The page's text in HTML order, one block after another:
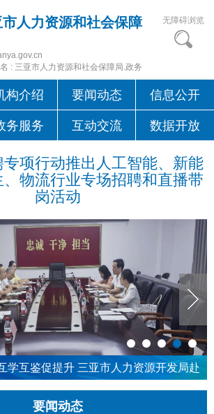
人力资源和社会保障
: 三亚市人力资源和社会保障局.政务
无障碍浏览
构介绍 要闻动态 信息公开
务服务 互动交流 数据开放
项行动推出人工智能、新能
物流行业专场招聘和直播带
岗活动
学互鉴促提升 三亚市人力资源开发局赴
服务重点...
要闻动态